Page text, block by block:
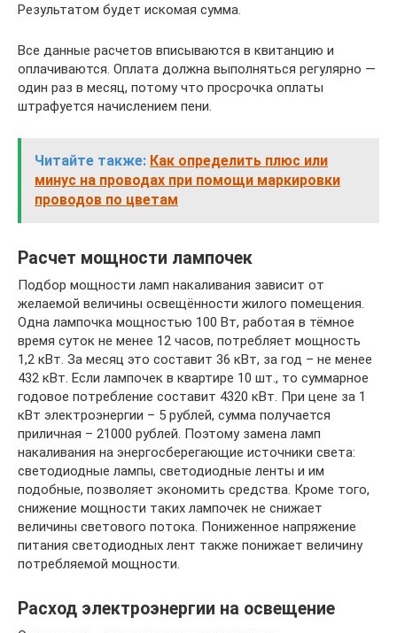
Результатом будет искомая сумма.
Все данные расчетов вписываются в квитанцию и
оплачиваются. Оплата должна выполняться регулярно —
один раз в месяц, потому что просрочка оплаты
штрафуется начислением пени.
Читайте также: Как определить плюс или
минус на проводах при помощи маркировки
проводов по цветам
Расчет мощности лампочек
Подбор мощности ламп накаливания зависит от
желаемой величины освещённости жилого помещения.
Одна лампочка мощностью 100 Вт, работая в тёмное
время суток не менее 12 часов, потребляет мощность
1,2 кВт. За месяц это составит 36 кВт, за год – не менее
432 кВт. Если лампочек в квартире 10 шт., то суммарное
годовое потребление составит 4320 кВт. При цене за 1
кВт электроэнергии – 5 рублей, сумма получается
приличная – 21000 рублей. Поэтому замена ламп
накаливания на энергосберегающие источники света:
светодиодные лампы, светодиодные ленты и им
подобные, позволяет экономить средства. Кроме того,
снижение мощности таких лампочек не снижает
величины светового потока. Пониженное напряжение
питания светодиодных лент также понижает величину
потребляемой мощности.
Расход электроэнергии на освещение